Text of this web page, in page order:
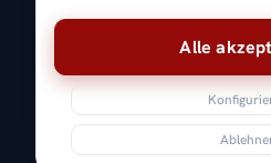
Alle
* Alle Preise inkl. gesetzlicher
ImpressumDatenschutzAGB
Batteriegesetz